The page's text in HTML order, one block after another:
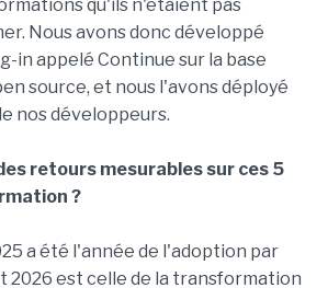
qu'ils n'étaient pas
Nous avons donc développé
in appelé Continue sur la base
source, et nous l'avons déployé
nos développeurs.
retours mesurables sur ces 5
?
a été l'année de l'adoption par
2026 est celle de la transformation